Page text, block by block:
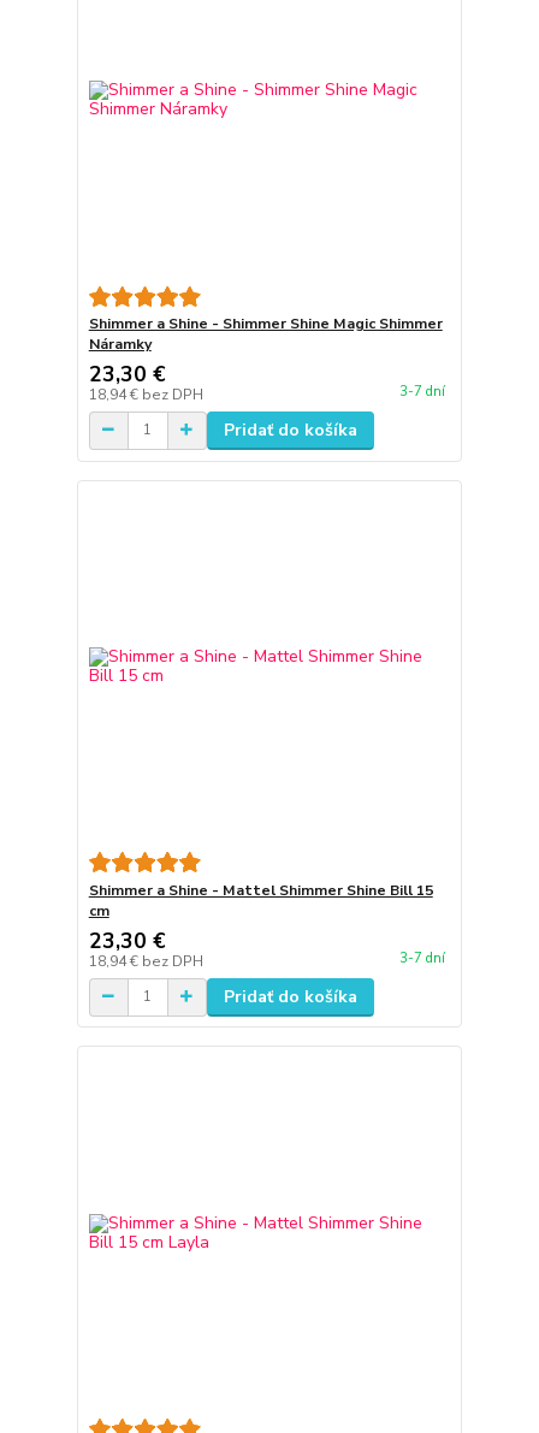
Shimmer a Shine - Shimmer Shine Magic Shimmer
Náramky
23,30 €
18,94 € bez DPH 3-7 dní
Pridať do košíka
Shimmer a Shine - Mattel Shimmer Shine Bill 15
cm
23,30 €
18,94 € bez DPH 3-7 dní
Pridať do košíka